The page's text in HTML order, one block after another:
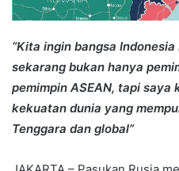
“Kita ingin bangsa
sekarang bukan hanya
pemimpin ASEAN, tapi saya
kekuatan dunia yang
Tenggara dan global”